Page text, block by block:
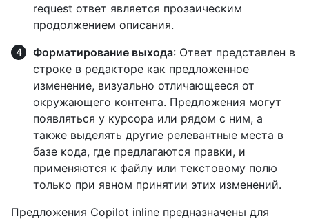
request ответ является прозаическим
продолжением описания.
Форматирование выхода: Ответ представлен в
строке в редакторе как предложенное
изменение, визуально отличающееся от
окружающего контента. Предложения могут
появляться у курсора или рядом с ним, а
также выделять другие релевантные места в
базе кода, где предлагаются правки, и
применяются к файлу или текстовому полю
только при явном принятии этих изменений.
Предложения Copilot inline предназначены для